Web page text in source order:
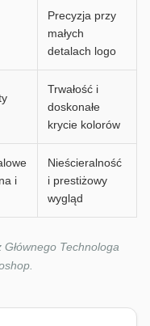
Precyzja przy
małych
detalach logo
Trwałość i
doskonałe
krycie kolorów
i
Nieścieralność
i prestiżowy
wygląd
Technologa